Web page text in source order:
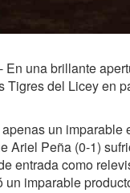
En una brillante
Tigres del Licey en
un
Ariel Peña (0-1)
entrada como
imparable